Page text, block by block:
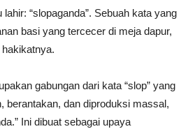
“slopaganda”. Sebuah kata yang
basi yang tercecer di meja dapur,
gabungan dari kata “slop” yang
berantakan, dan diproduksi massal,
Ini dibuat sebagai upaya